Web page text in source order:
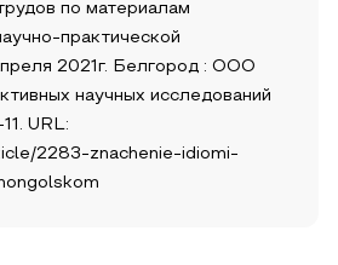
по материалам
практической
2021г. Белгород : ООО
научных исследований
URL:
2283-znachenie-idiomi-